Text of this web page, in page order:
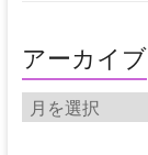
アーカイブ
ア
ー